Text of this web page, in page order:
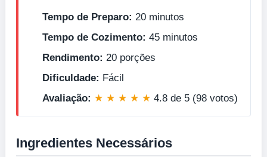
Tempo de Preparo: 20 minutos
Tempo de Cozimento: 45 minutos
Rendimento: 20 porções
Dificuldade: Fácil
Avaliação: ★ ★ ★ ★ ★ 4.8 de 5 (98 votos)
Ingredientes Necessários